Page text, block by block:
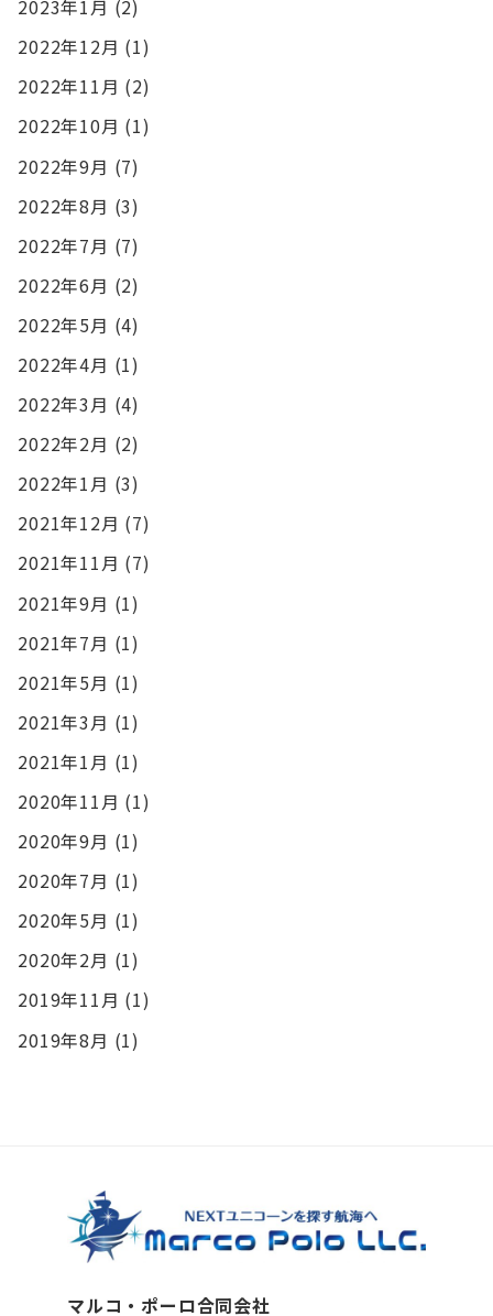
2023年1月 (2)
2022年12月 (1)
2022年11月 (2)
2022年10月 (1)
2022年9月 (7)
2022年8月 (3)
2022年7月 (7)
2022年6月 (2)
2022年5月 (4)
2022年4月 (1)
2022年3月 (4)
2022年2月 (2)
2022年1月 (3)
2021年12月 (7)
2021年11月 (7)
2021年9月 (1)
2021年7月 (1)
2021年5月 (1)
2021年3月 (1)
2021年1月 (1)
2020年11月 (1)
2020年9月 (1)
2020年7月 (1)
2020年5月 (1)
2020年2月 (1)
2019年11月 (1)
2019年8月 (1)
マルコ・ポーロ合同会社